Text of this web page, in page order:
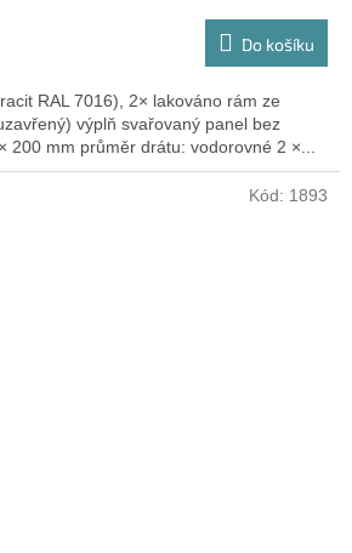
Do košíku
RAL 7016), 2× lakováno rám ze
výplň svařovaný panel bez
200 mm průměr drátu: vodorovné 2 ×...
Kód: 1893